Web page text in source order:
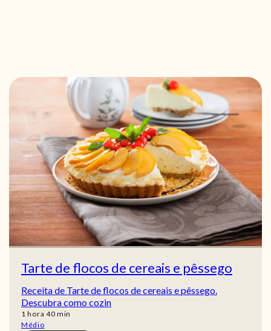
Tarte de flocos de cereais e pêssego
Receita de Tarte de flocos de cereais e pêssego.
Descubra como cozin
1 hora
hora 40min
min
Médio